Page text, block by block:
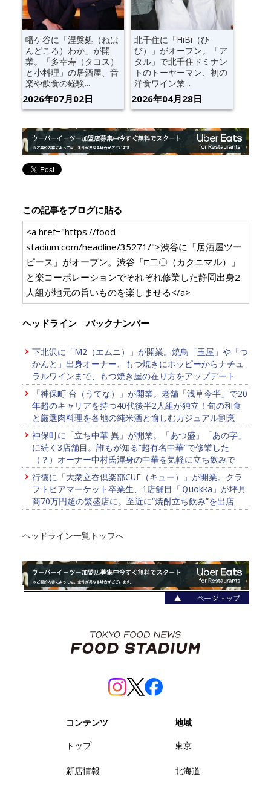
幡ケ谷に「涅槃処（ねは
んどころ）わか」が開
業。「多幸寿（タコス）
と小料理」の居酒屋、音
楽や飲食の経験...
2026年07月02日
北千住に「HiBi（ひ
び）」がオープン。「ア
タル」で北千住ドミナン
トのトーヤーマン、初の
洋食ワイン業...
2026年04月28日
この記事をブログに貼る
<a href="https://food-
stadium.com/headline/35271/">渋谷に「居酒屋ツー
ピース」がオープン。渋谷「□二〇（カクニマル）」
と楽コーポレーションでそれぞれ修業した静岡出身2
人組が地元の旨いものを楽しませる</a>
ヘッドライン バックナンバー
下北沢に「M2（エムニ）」が開業。焼鳥「玉屋」や「つ
かんと」出身オーナー、もつ焼きにホッピーからナチュ
ラルワインまで、もつ焼き屋の在り方をアップデート
「神保町 台（うてな）」が開業。老舗「浅草今半」で20
年超のキャリアを持つ40代後半2人組が独立！旬の和食
と厳選肉料理を各地の純米酒と愉しむカジュアル割烹
神保町に「立ち中華 異」が開業。「あつ盛」「あの字」
に続く3店舗目。誰もが知る“超有名中華”で修業した
（？）オーナー中村氏渾身の中華を気軽に立ち飲みで
行徳に「大衆立吞倶楽部CUE（キュー）」が開業。クラ
フトビアマーケット卒業生、1店舗目「Ｑuokka」が坪月
商70万円超の繁盛店に。至近に“焼酎立ち飲み”を出店
ヘッドライン一覧トップへ
コンテンツ
トップ
新店情報
地域
東京
北海道